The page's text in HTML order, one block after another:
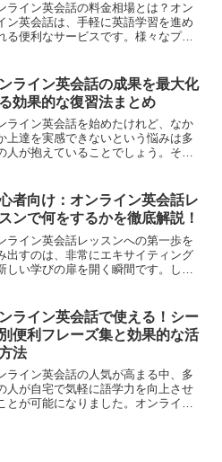
ライン英会話の料金相場とは？オン
ン英会話は、手軽に英語学習を進め
る便利なサービスです。様々なプラ
の料金相場を理解することは、自分
ったサービスを選ぶた...
ライン英会話の成果を最大化
効果的な復習法まとめ
ライン英会話を始めたけれど、なか
上達を実感できないという悩みは多
人が抱えていることでしょう。その
ここでは、オンライン英会話の成果
大化するための効果的...
者向け：オンライン英会話レ
ンで何をするかを徹底解説！
ライン英会話レッスンへの第一歩を
出すのは、非常にエキサイティング
しい学びの扉を開く瞬間です。しか
も多いはずです。このガイドでは、
ライン英会話レッスン...
ライン英会話で使える！シー
便利フレーズ集と効果的な活
法
ライン英会話の人気が高まる中、多
人が自宅で気軽に語学力を向上させ
とが可能になりました。オンライン